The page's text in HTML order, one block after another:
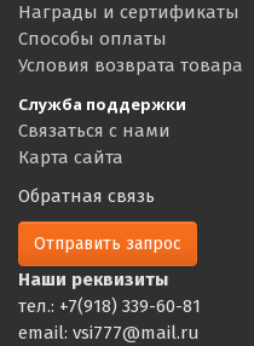
Награды и сертификаты
Способы оплаты
Условия возврата товара
Служба поддержки
Связаться с нами
Карта сайта
Обратная связь
Отправить запрос
Наши реквизиты
тел.: +7(918) 339-60-81
email: vsi777@mail.ru